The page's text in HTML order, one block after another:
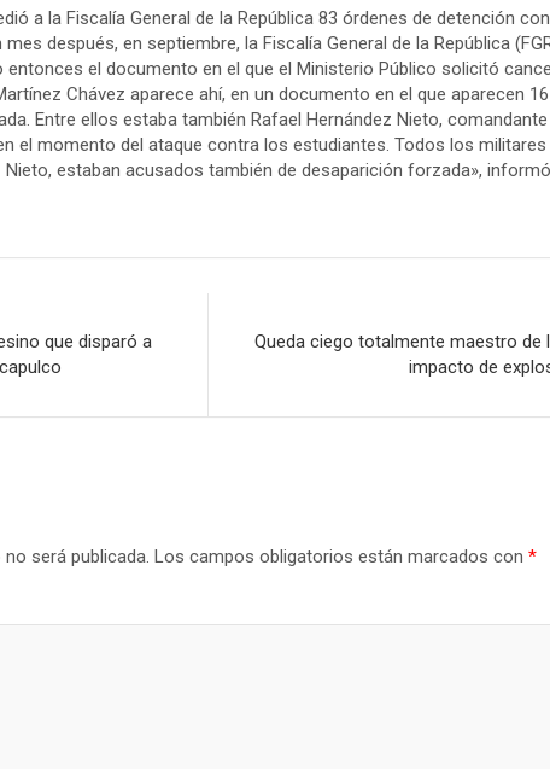
a la Fiscalía General de la República 83 órdenes de detención
después, en septiembre, la Fiscalía General de la República
entonces el documento en el que el Ministerio Público solicitó
Chávez aparece ahí, en un documento en el que aparecen
Entre ellos estaba también Rafael Hernández Nieto,
el momento del ataque contra los estudiantes. Todos los militares
estaban acusados también de desaparición forzada»,
que disparó a
Queda ciego totalmente maestro de
impacto de
será publicada. Los campos obligatorios están marcados con *